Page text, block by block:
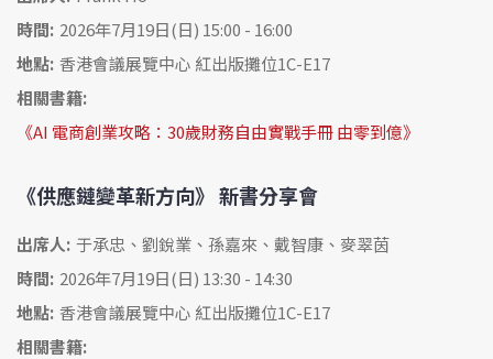
時間: 2026年7月19日(日) 15:00 - 16:00
地點: 香港會議展覽中心 紅出版攤位1C-E17
相關書籍:
《AI 電商創業攻略：30歲財務自由實戰手冊 由零到億》
《供應鏈變革新方向》 新書分享會
出席人: 于承忠、劉銳業、孫嘉來、戴智康、麥翠茵
時間: 2026年7月19日(日) 13:30 - 14:30
地點: 香港會議展覽中心 紅出版攤位1C-E17
相關書籍: